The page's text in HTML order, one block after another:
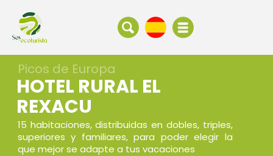
Picos de Europa
HOTEL RURAL EL
REXACU
15 habitaciones, distribuidas en dobles, triples,
superiores y familiares, para poder elegir la
que mejor se adapte a tus vacaciones